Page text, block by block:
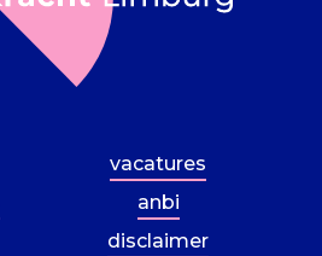
vacatures
anbi
disclaimer